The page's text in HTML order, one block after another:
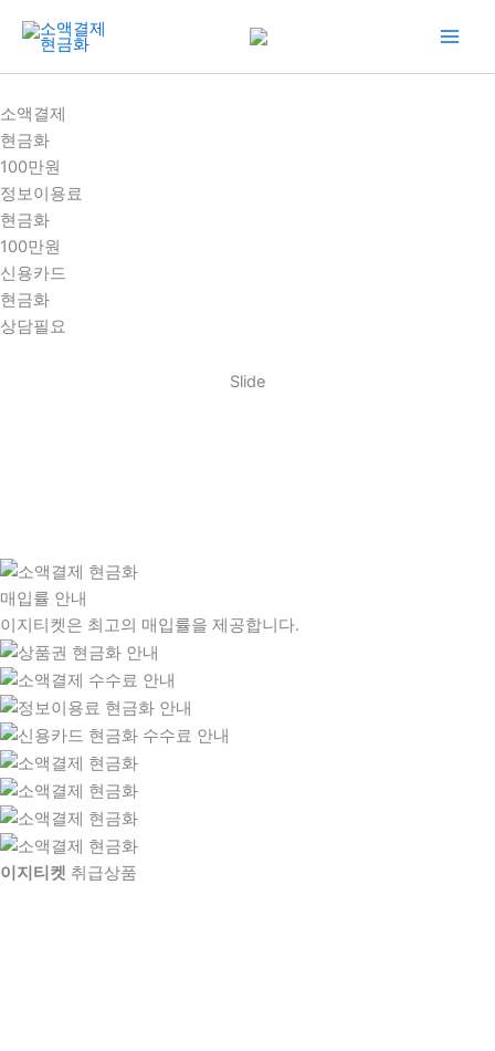
건
너
뛰
기
소액결제
현금화
100만원
정보이용료
현금화
100만원
신용카드
현금화
상담필요
Slide
매입률 안내
이지티켓은 최고의 매입률을 제공합니다.
이지티켓 취급상품